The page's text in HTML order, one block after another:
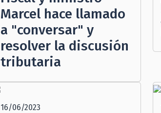
Marcel hace llamado
a "conversar" y
resolver la discusión
tributaria
16/06/2023